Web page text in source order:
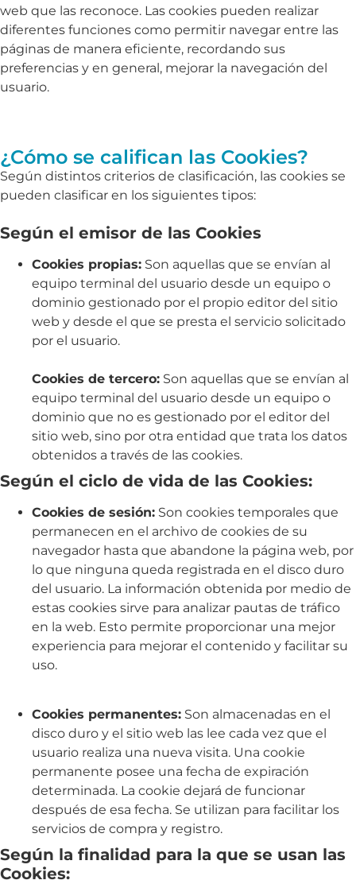
web que las reconoce. Las cookies pueden realizar
diferentes funciones como permitir navegar entre las
páginas de manera eficiente, recordando sus
preferencias y en general, mejorar la navegación del
usuario.
¿Cómo se califican las Cookies?
Según distintos criterios de clasificación, las cookies se
pueden clasificar en los siguientes tipos:
Según el emisor de las Cookies
Cookies propias: Son aquellas que se envían al
equipo terminal del usuario desde un equipo o
dominio gestionado por el propio editor del sitio
web y desde el que se presta el servicio solicitado
por el usuario.
Cookies de tercero: Son aquellas que se envían al
equipo terminal del usuario desde un equipo o
dominio que no es gestionado por el editor del
sitio web, sino por otra entidad que trata los datos
obtenidos a través de las cookies.
Según el ciclo de vida de las Cookies:
Cookies de sesión: Son cookies temporales que
permanecen en el archivo de cookies de su
navegador hasta que abandone la página web, por
lo que ninguna queda registrada en el disco duro
del usuario. La información obtenida por medio de
estas cookies sirve para analizar pautas de tráfico
en la web. Esto permite proporcionar una mejor
experiencia para mejorar el contenido y facilitar su
uso.
Cookies permanentes: Son almacenadas en el
disco duro y el sitio web las lee cada vez que el
usuario realiza una nueva visita. Una cookie
permanente posee una fecha de expiración
determinada. La cookie dejará de funcionar
después de esa fecha. Se utilizan para facilitar los
servicios de compra y registro.
Según la finalidad para la que se usan las
Cookies: